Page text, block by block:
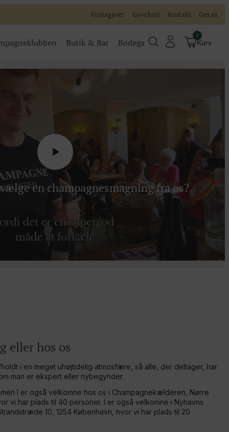
Firmagaver Gavekort Kontakt Om os
Champagneklubben
Traditionel
Køb billet til vores events
Butik & Bar Bodega
0
Kurv
en champagnesmagning fra os?
eller hos os
i en meget uhøjtidelig atmosfære, så alle, der deltager, har
man er ekspert eller nybegynder.
I er også velkomne hos os i Champagnekælderen, Nørre
vi har plads til 40 personer. I er også velkomne i Nyhavns
10, 1254 København, hvor vi har plads til 20